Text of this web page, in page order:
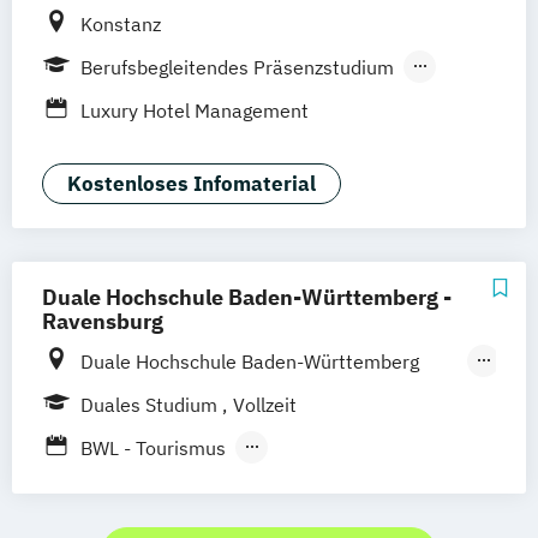
Konstanz
Berufsbegleitendes Präsenzstudium
Duales Studium
Luxury Hotel Management
Kostenloses Infomaterial
Duale Hochschule Baden-Württemberg -
Ravensburg
Duale Hochschule Baden-Württemberg
Ravensburg
Ravensburg Campus Friedrichshafen
Duales Studium
Vollzeit
BWL - Tourismus